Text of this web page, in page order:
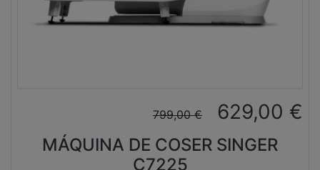
799,00 € 629,00 €
MÁQUINA DE COSER SINGER
C7225